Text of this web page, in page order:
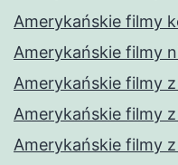
Amerykańskie filmy
Amerykańskie filmy
Amerykańskie filmy
Amerykańskie filmy
Amerykańskie filmy z